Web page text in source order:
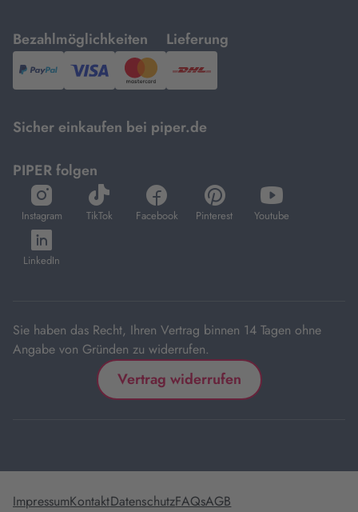
Bezahlmöglichkeiten
mit
PayPal,Visa
und
Lieferung
mit
DHL.
Sicher einkaufen bei piper.de
PIPER folgen
Instagram
öffnet
in
neuem
Tab
TikTok
öffnet
in
Facebook
öffnet
in
Pinterest
öffnet
in
Youtube
öffnet
in
LinkedIn
öffnet
in
Sie haben das Recht, Ihren Vertrag binnen 14 Tagen ohne
Angabe von Gründen zu widerrufen.
Vertrag widerrufen
ImpressumKontaktDatenschutzFAQsAGB